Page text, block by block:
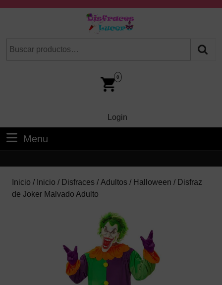
Cuando hay resultados autocompletados, puedes utilizar
0
LoginLogin
Menu
Inicio / Inicio / Disfraces / Adultos / Halloween / Disfraz
de Joker Malvado Adulto